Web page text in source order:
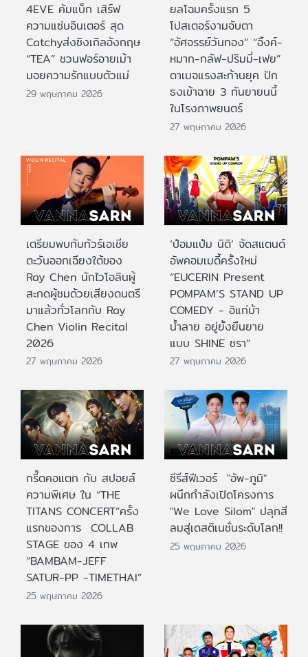
4EVE คัมแบ็ก เสิร์ฟ
ความแซ่บอินเตอร์ สุด
Catchyส่งซิงเกิลอังกฤษ
“TEA” ชวนฟอร์อายเม้า
มอยความรักแบบตัวแม่
29 พฤษภาคม 2026
ยลโฉมครั้งแรก 5
โปสเตอร์งามจับตา
“อัศจรรย์วันทอง” “อิ้งค์-
หมาก-กลัฟ-ปริมมี่-เฟย”
ดาเมจแรงสะท้านยุค ปัก
ธงเข้าฉาย 3 กันยายนนี้
ในโรงภาพยนตร์
27 พฤษภาคม 2026
เตรียมพบกับทัวร์เอเชีย
ตะวันออกเฉียงใต้ของ
Ray Chen นักไวโอลินผู้
สะกดผู้ชมด้วยเสียงดนตรี
มาแล้วทั่วโลกกับ Ray
Chen Violin Recital
2026
27 พฤษภาคม 2026
‘ป๋อมแป๋ม นิติ’ จัดสแตนด์
อัพคอมเมดี้ครั้งใหม่
“EUCERIN Present
POMPAM’S STAND UP
COMEDY - อิแก่บ้า
น้ำลาย อยู่ยั้งยืนยาย
แบบ SHINE ชรา”
27 พฤษภาคม 2026
กรี๊ดคอแตก กับ สปอยล์
ความพิเศษ ใน “THE
TITANS CONCERT”ครั้ง
แรกของการ COLLAB
STAGE ของ 4 เทพ
“BAMBAM-JEFF
SATUR-PP -TIMETHAI”
25 พฤษภาคม 2026
ซีรีส์ฟีเวอร์ "อัพ-ภูมิ"
ผนึกกำลังเปิดโครงการ
"We Love Silom" ปลุกสี
ลมสู่เดสติเนชั่นระดับโลก!!
25 พฤษภาคม 2026